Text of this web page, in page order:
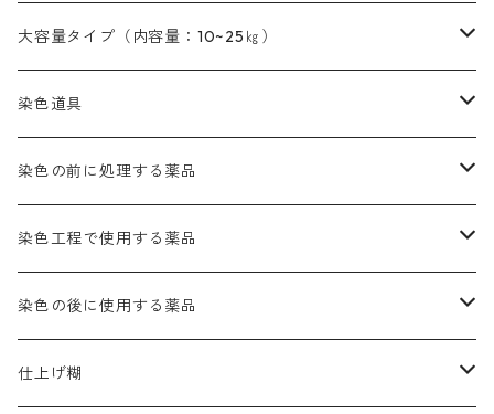
茶色系
染料一覧ー100g入り
染料一覧ー500g入り
茶色系
灰色系
黒色系
灰色｜20g入りのみ公開
黒色
オレンヂMGD（定番の色合い）
レットMFB｜赤色（定番の色合い）
レットMG｜黄みの朱色
ピンクMB｜ピンク色
青色系
ネビーブルーMB（定番の色合い）
ブルーMB（定番の色合い）
紫色系
バイオレットMFB
緑色系
ダークグリンMG（定番の色合い）
グリーンMB｜緑色
茶色系
ダークブロンMFB｜こげ茶色
ブロンHNR｜こげ茶色
黒色系
ブラックMK（赤みの黒色）
白色系（定番の色合い）
緑色｜在庫処分特価
茶色｜在庫処分特価
カッチ｜茶系
霧島産・晩秋茶｜黄金色（赤みの黄色）｜準備中
鉄媒染剤
藍染
ぶどう糖
ハイドロサルファイトコンク
染色用途のハンカチ・バンダナ
45cm×45cm（ハンカチ）｜端の始末も綿糸｜タグなし
54cm×54cm（バンダナ）｜端の始末も綿糸｜タグなし
塩基性エロ―｜液体タイプ
ローダミンB｜赤紫色｜マゼンダ色
アルカリ剤
ハイドロサルファイトコンク
酸性剤
54cm×54cm（バンダナ）｜端の始末も綿糸｜タグなし
大容量タイプ（内容量：10~25㎏）
芒硝｜綿の染色時の吸収促進剤
ソーダ灰｜アルカリ性のPH調整剤
硫酸第一鉄｜鉄媒染剤
染色道具
刷毛
摺込み刷毛（スリコミハケ）ー夏毛（硬いタイプ）
摺込み刷毛（スリコミハケ）ー冬毛（柔らかいタイプ）
ローケツ筆
ローケツ用筆｜1本～販売
ローケツ用筆ー10%off｜20本セットお取り寄せ品
洋型紙（9番手｜中薄口、10番手｜中厚口）
有償サンプル品｜約20cm×27cm
張木｜入荷待ち
染色の前に処理する薬品
精練剤｜汚れ落とし剤｜針状マルセル石鹸
糊落とし剤｜ソルベンCA
濃染処理剤｜ソルバックスPS－900
染色工程で使用する薬品
染料の吸収促進剤
酢酸｜絹・羊毛・ナイロンに使用する
染料のムラ染め抑制剤（均染剤）
染色の後に使用する薬品
ソーピング剤｜未定着の染料を除去すること
仕上げ糊